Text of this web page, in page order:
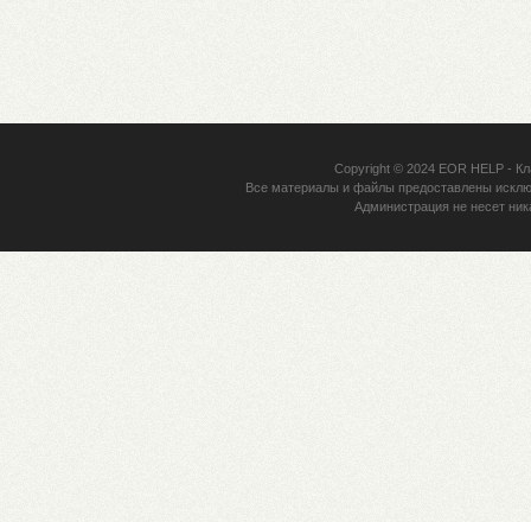
Copyright © 2024 EOR HELP-
Все материалы и файлы предоставлены
Администрация не несет